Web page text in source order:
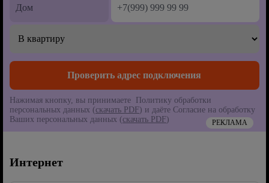
Нажимая кнопку, вы принимаете Политику обработки
персональных данных (скачать PDF) и даёте Согласие на обработку
Ваших персональных данных (скачать PDF) РЕКЛАМА
Интернет